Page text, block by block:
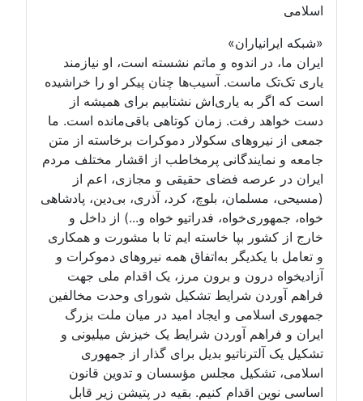
اسلامی
«شبکه ایرانیاران»
ایران ما، در اندوه و ماتم نشسته است، او نیازمند
یاری تک‌تک ماست. آسیب‌ها چنان پیکر او را خراشیده
است که اگر به یاری‌اش نشتابیم برای همیشه از
دست خواهد رفت. زمان کوتاهی باقی‌مانده است. ما
جمعی از نیروهای سکولار دموکرات برخاسته از متن
جامعه و نمایندگانی پرمخاطب از اقشار مختلف مردم
ایران در عرصه فضای حقیقی و مجازی، اعم از
(مسیحی، مسلمان، بلوچ، کرد، آذری، بی‌دین، پادشاهی
خواه، جمهوری‌خواه، فدراتیو خواه و...) از داخل و
خارج از کشور بپا خاسته ایم تا با مشورت و همکاری
و تعامل با یکدیگر به‌اتفاق همه نیروهای دموکرات و
آزادیخواه درون و برون مرز، یک اقدام ملی جهت
فراهم آوردن شرایط تشکیل شورای وحدت مخالفین
جمهوری اسلامی و ایجاد امید در میان ملت بزرگ
ایران و فراهم آوردن شرایط یک خیزش میلیونی و
تشکیل یک آلترناتیو بدیل برای گذار از جمهوری
اسلامی، تشکیل مجلس مؤسسان و تدوین قانون
اساسی نوین اقدام کنیم. بقیه در پتیشن زیر قابل